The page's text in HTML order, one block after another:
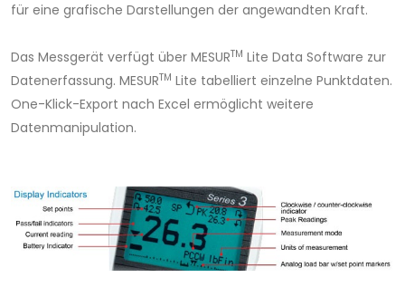
für eine grafische Darstellungen der angewandten Kraft.
Das Messgerät verfügt über MESURTM Lite Data Software zur
Datenerfassung. MESURTM Lite tabelliert einzelne Punktdaten.
One-Klick-Export nach Excel ermöglicht weitere
Datenmanipulation.